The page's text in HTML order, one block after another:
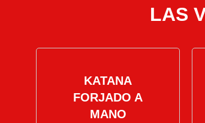
LAS
KATANA
FORJADO A
MANO